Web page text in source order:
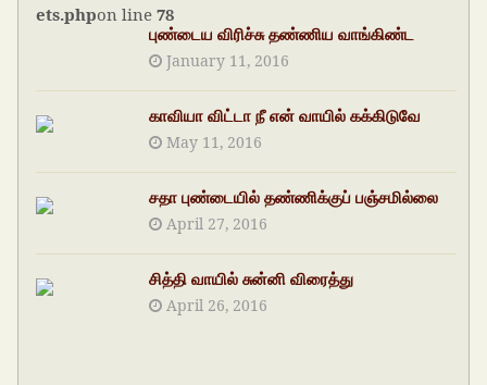
ets.phpon line78
புண்டைய விரிச்சு தண்ணிய வாங்கிண்ட
January 11, 2016
காவியா விட்டா நீ என் வாயில் கக்கிடுவே
May 11, 2016
சதா புண்டையில் தண்ணிக்குப் பஞ்சமில்லை
April 27, 2016
சித்தி வாயில் சுன்னி விரைத்து
April 26, 2016